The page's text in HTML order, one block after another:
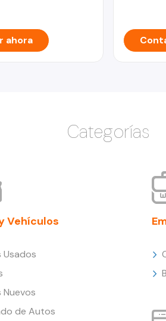
ahora
Categorías
Vehículos
de Autos